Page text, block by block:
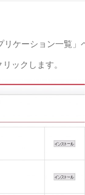
ケーション一覧」
ックします。